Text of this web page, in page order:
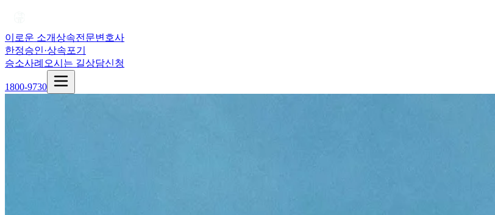
이로운 소개상속전문변호사
한정승인·상속포기
승소사례 오시는 길상담신청
1800-9730